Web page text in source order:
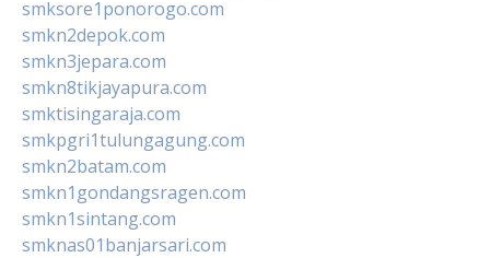
smksore1ponorogo.com
smkn2depok.com
smkn3jepara.com
smkn8tikjayapura.com
smktisingaraja.com
smkpgri1tulungagung.com
smkn2batam.com
smkn1gondangsragen.com
smkn1sintang.com
smknas01banjarsari.com